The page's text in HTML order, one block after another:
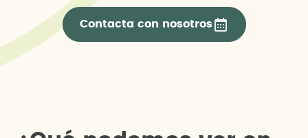
Contacta con nosotros